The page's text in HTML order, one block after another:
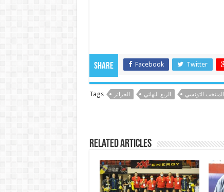
Share Facebook Twitter
Tags الجزائر الربع النهائي المنتخب التونسي
Related Articles